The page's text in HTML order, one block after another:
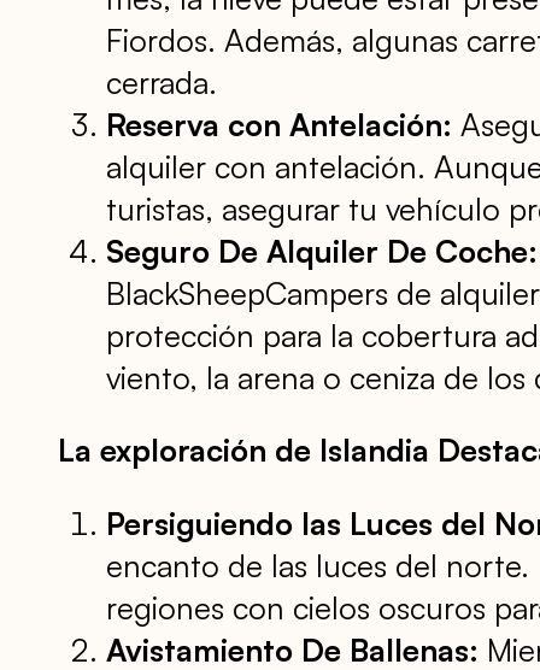
Fiordos. Además, algunas
cerrada.
Reserva con Antelación:
alquiler con antelación.
turistas, asegurar tu vehículo
Seguro De Alquiler De Coche:
BlackSheepCampers de
protección para la cobertura
viento, la arena o ceniza de
La exploración de Islandia
Persiguiendo las Luces del
encanto de las luces del norte.
regiones con cielos oscuros
Avistamiento De Ballenas: